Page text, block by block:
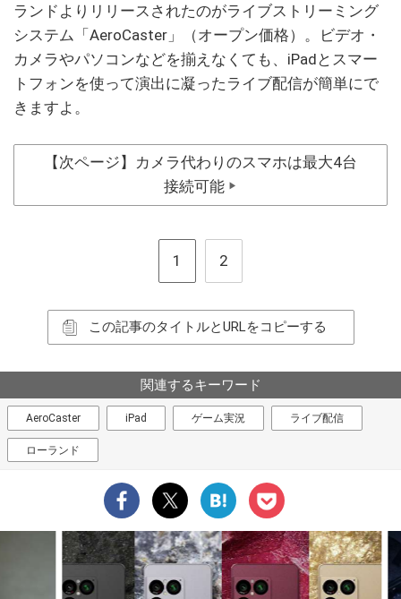
ランドよりリリースされたのがライブストリーミング
システム「AeroCaster」（オープン価格）。ビデオ・
カメラやパソコンなどを揃えなくても、iPadとスマー
トフォンを使って演出に凝ったライブ配信が簡単にで
きますよ。
【次ページ】カメラ代わりのスマホは最大4台
接続可能 ▶
1 2
この記事のタイトルとURLをコピーする
関連するキーワード
AeroCaster iPad ゲーム実況 ライブ配信
ローランド